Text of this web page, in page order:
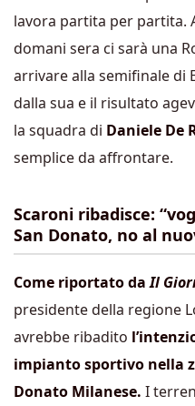
lavora partita per partita.
domani sera ci sarà una
arrivare alla semifinale di
dalla sua e il risultato
la squadra di Daniele De
semplice da affrontare.
Scaroni ribadisce:
San Donato, no al
Come riportato daIl
presidente della regione
avrebbe ribadito
impianto sportivo nella
Donato Milanese. I